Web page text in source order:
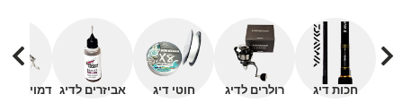
חכות דיג רולרים לדיג חוטי דיג אביזרים לדיג דמויים